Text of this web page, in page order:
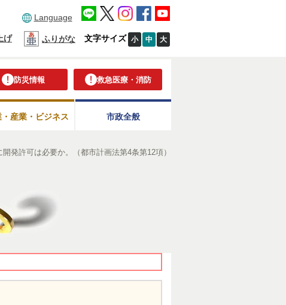
Language
げ ふりがな 文字サイズ 小 中 大
防災情報 救急医療・消防
産業・ビジネス 市政全般
発許可は必要か。（都市計画法第4条第12項）